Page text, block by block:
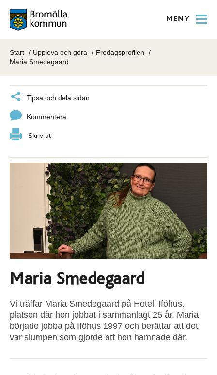
MENY
Start Uppleva och göra
Fredagsprofilen
Maria Smedegaard
Tipsa och dela sidan
Kommentera
Skriv ut
Maria Smedegaard
Vi träffar Maria Smedegaard på Hotell Iföhus,
platsen där hon jobbat i sammanlagt 25 år. Maria
började jobba på Iföhus 1997 och berättar att det
var slumpen som gjorde att hon hamnade där.